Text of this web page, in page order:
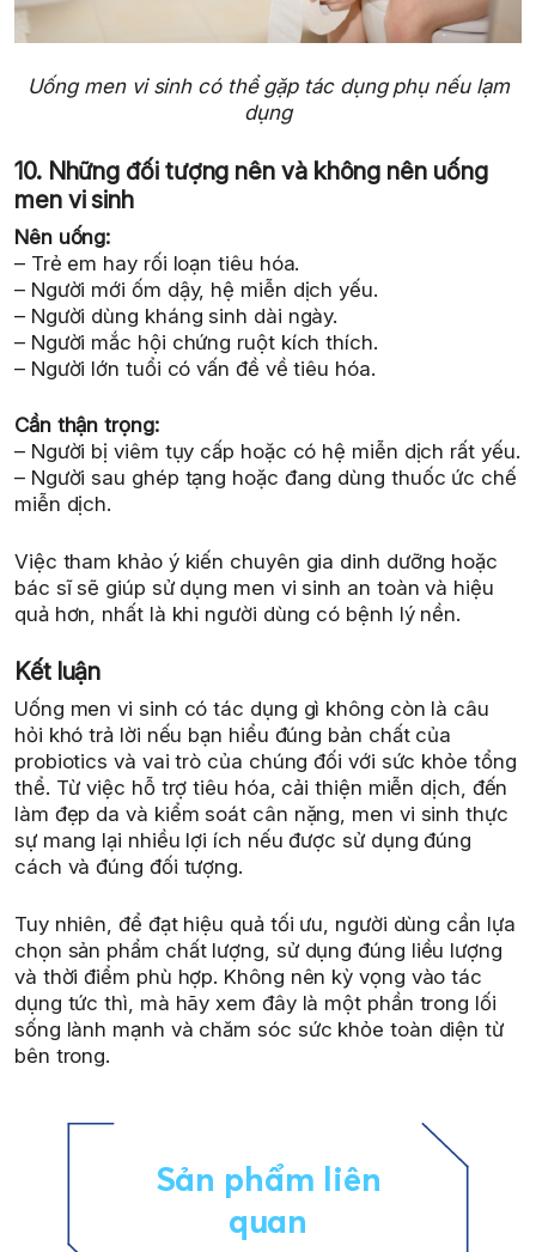
Uống men vi sinh có thể gặp tác dụng phụ nếu lạm
dụng
10. Những đối tượng nên và không nên uống
men vi sinh
Nên uống:
– Trẻ em hay rối loạn tiêu hóa.
– Người mới ốm dậy, hệ miễn dịch yếu.
– Người dùng kháng sinh dài ngày.
– Người mắc hội chứng ruột kích thích.
– Người lớn tuổi có vấn đề về tiêu hóa.
Cần thận trọng:
– Người bị viêm tụy cấp hoặc có hệ miễn dịch rất yếu.
– Người sau ghép tạng hoặc đang dùng thuốc ức chế
miễn dịch.
Việc tham khảo ý kiến chuyên gia dinh dưỡng hoặc
bác sĩ sẽ giúp sử dụng men vi sinh an toàn và hiệu
quả hơn, nhất là khi người dùng có bệnh lý nền.
Kết luận
Uống men vi sinh có tác dụng gì không còn là câu
hỏi khó trả lời nếu bạn hiểu đúng bản chất của
probiotics và vai trò của chúng đối với sức khỏe tổng
thể. Từ việc hỗ trợ tiêu hóa, cải thiện miễn dịch, đến
làm đẹp da và kiểm soát cân nặng, men vi sinh thực
sự mang lại nhiều lợi ích nếu được sử dụng đúng
cách và đúng đối tượng.
Tuy nhiên, để đạt hiệu quả tối ưu, người dùng cần lựa
chọn sản phẩm chất lượng, sử dụng đúng liều lượng
và thời điểm phù hợp. Không nên kỳ vọng vào tác
dụng tức thì, mà hãy xem đây là một phần trong lối
sống lành mạnh và chăm sóc sức khỏe toàn diện từ
bên trong.
Sản phẩm liên
quan